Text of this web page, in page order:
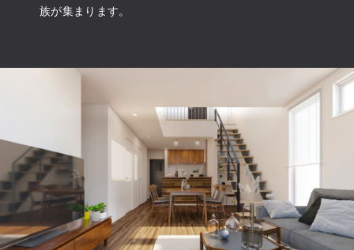
族が集まります。